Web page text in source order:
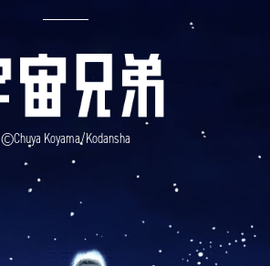
©Chuya Koyama/Kodansha